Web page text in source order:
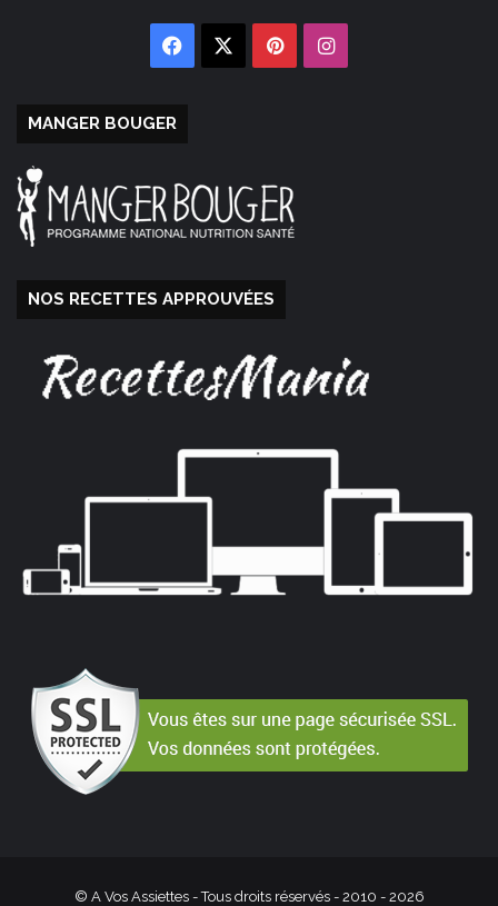
Facebook PinterestInstagram
MANGER BOUGER
NOS RECETTES APPROUVÉES
© A Vos Assiettes - Tous droits réservés - 2010 - 2026